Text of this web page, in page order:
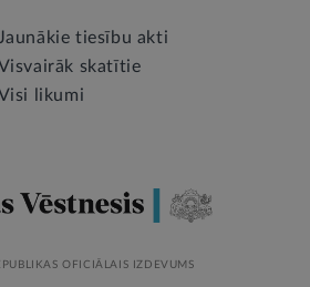
Jaunākie tiesību akti
skatītie
likumi
OFICIĀLAIS IZDEVUMS